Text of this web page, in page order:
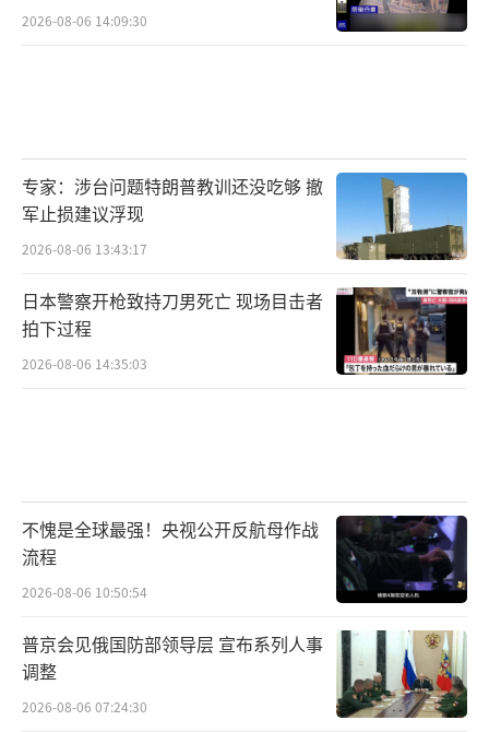
2026-08-06 14:09:30
专家：涉台问题特朗普教训还没吃够 撤
军止损建议浮现
2026-08-06 13:43:17
日本警察开枪致持刀男死亡 现场目击者
拍下过程
2026-08-06 14:35:03
不愧是全球最强！央视公开反航母作战
流程
2026-08-06 10:50:54
普京会见俄国防部领导层 宣布系列人事
调整
2026-08-06 07:24:30